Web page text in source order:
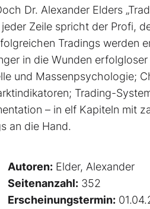
Dr. Alexander Elders
Zeile spricht der Profi,
Tradings werden
in die Wunden
und Massenpsychologie;
Trading-
– in elf Kapiteln mit
an die Hand.
Autoren: Elder, Alexander
Seitenanzahl: 352
Erscheinungstermin: